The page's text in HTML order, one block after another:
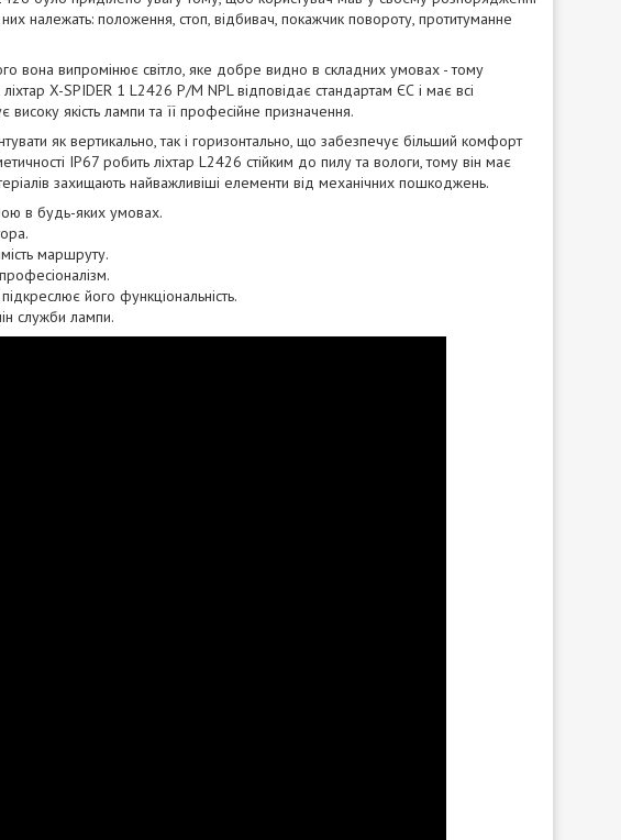
належать: положення, стоп, відбивач, покажчик повороту, протитуманне
вона випромінює світло, яке добре видно в складних умовах - тому
X-SPIDER 1 L2426 P/M NPL відповідає стандартам ЄС і має всі
якість лампи та її професійне призначення.
як вертикально, так і горизонтально, що забезпечує більший комфорт
IP67 робить ліхтар L2426 стійким до пилу та вологи, тому він має
захищають найважливіші елементи від механічних пошкоджень.
в будь-яких умовах.
маршруту.
його функціональність.
служби лампи.